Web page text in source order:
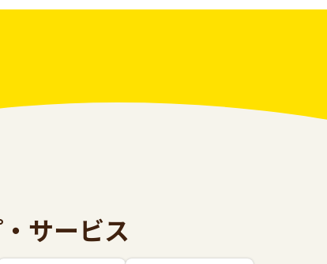
サービス